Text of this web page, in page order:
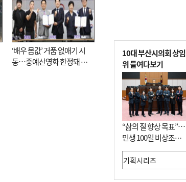
‘배우 몸값’ 거품 없애기 시
동…중예산영화 한정돼 실
10대 부산시의회 상임
위 들여다보기
“삶의 질 향상 목표”…
민생 100일 비상조치
면밀 심사